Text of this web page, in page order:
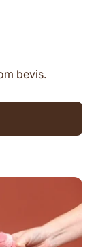
bevis.